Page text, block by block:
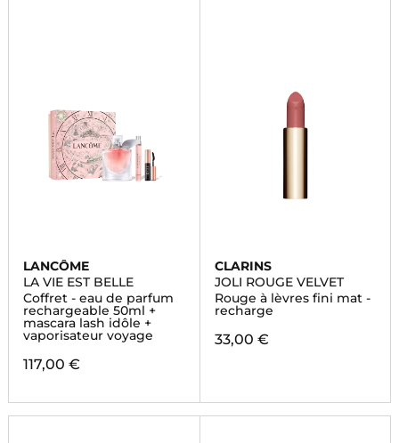
LANCÔME
LA VIE EST BELLE
Coffret - eau de parfum
rechargeable 50ml +
mascara lash idôle +
vaporisateur voyage
117,00 €
CLARINS
JOLI ROUGE VELVET
Rouge à lèvres fini mat -
recharge
33,00 €